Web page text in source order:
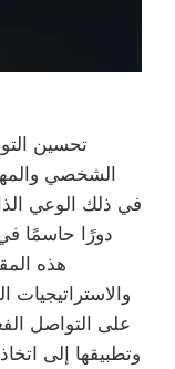
تحسين
الشخصي
في ذلك الوعي
دورًا حاسمًا
هذه
والاستراتيجيات
على التواصل
وتطبيقها إلى